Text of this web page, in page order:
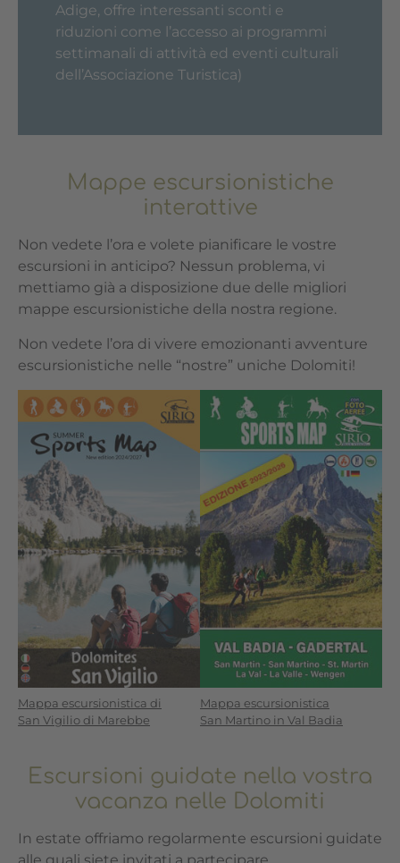
Adige, offre interessanti sconti e
riduzioni come l’accesso ai programmi
settimanali di attività ed eventi culturali
dell’Associazione Turistica)
Mappe escursionistiche
interattive
Non vedete l’ora e volete pianificare le vostre
escursioni in anticipo? Nessun problema, vi
mettiamo già a disposizione due delle migliori
mappe escursionistiche della nostra regione.
Non vedete l’ora di vivere emozionanti avventure
escursionistiche nelle “nostre” uniche Dolomiti!
Mappa escursionistica di
San Vigilio di Marebbe
Mappa escursionistica
San Martino in Val Badia
Escursioni guidate nella vostra
vacanza nelle Dolomiti
In estate offriamo regolarmente escursioni guidate